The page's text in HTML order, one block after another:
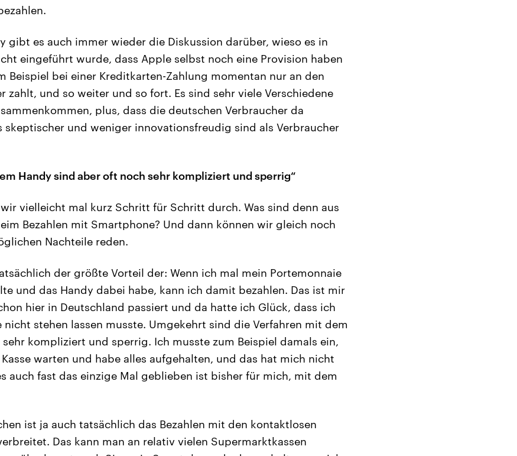
gibt es auch immer wieder die Diskussion darüber, wieso es in
eingeführt wurde, dass Apple selbst noch eine Provision haben
Beispiel bei einer Kreditkarten-Zahlung momentan nur an den
zahlt, und so weiter und so fort. Es sind sehr viele Verschiedene
plus, dass die deutschen Verbraucher da
skeptischer und weniger innovationsfreudig sind als Verbraucher
Handy sind aber oft noch sehr kompliziert und sperrig“
wir vielleicht mal kurz Schritt für Schritt durch. Was sind denn aus
Bezahlen mit Smartphone? Und dann können wir gleich noch
Nachteile reden.
der größte Vorteil der: Wenn ich mal mein Portemonnaie
und das Handy dabei habe, kann ich damit bezahlen. Das ist mir
hier in Deutschland passiert und da hatte ich Glück, dass ich
nicht stehen lassen musste. Umgekehrt sind die Verfahren mit dem
kompliziert und sperrig. Ich musste zum Beispiel damals ein,
warten und habe alles aufgehalten, und das hat mich nicht
auch fast das einzige Mal geblieben ist bisher für mich, mit dem
ist ja auch tatsächlich das Bezahlen mit den kontaktlosen
Das kann man an relativ vielen Supermarktkassen